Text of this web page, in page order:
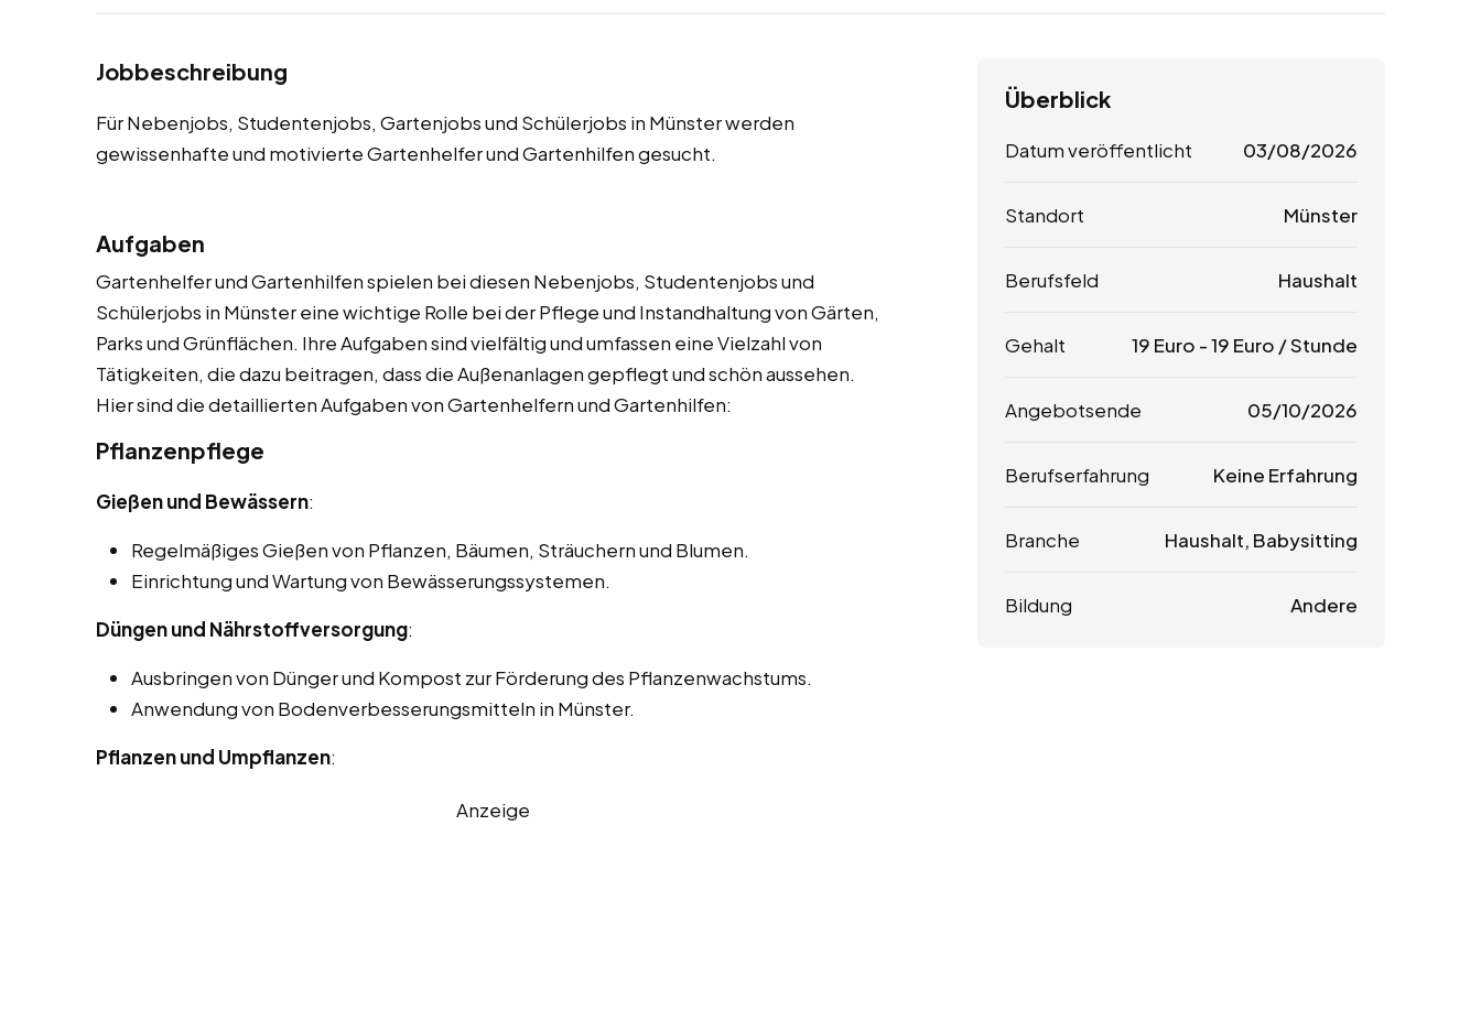
Jobbeschreibung
Für Nebenjobs, Studentenjobs, Gartenjobs und Schülerjobs in Münster werden
gewissenhafte und motivierte Gartenhelfer und Gartenhilfen gesucht.
Aufgaben
Gartenhelfer und Gartenhilfen spielen bei diesen Nebenjobs, Studentenjobs und
Schülerjobs in Münster eine wichtige Rolle bei der Pflege und Instandhaltung von Gärten,
Parks und Grünflächen. Ihre Aufgaben sind vielfältig und umfassen eine Vielzahl von
Tätigkeiten, die dazu beitragen, dass die Außenanlagen gepflegt und schön aussehen.
Hier sind die detaillierten Aufgaben von Gartenhelfern und Gartenhilfen:
Pflanzenpflege
Gießen und Bewässern:
Regelmäßiges Gießen von Pflanzen, Bäumen, Sträuchern und Blumen.
Einrichtung und Wartung von Bewässerungssystemen.
Düngen und Nährstoffversorgung:
Ausbringen von Dünger und Kompost zur Förderung des Pflanzenwachstums.
Anwendung von Bodenverbesserungsmitteln in Münster.
Pflanzen und Umpflanzen:
Anzeige
Überblick
Datum veröffentlicht 03/08/2026
Standort Münster
Berufsfeld Haushalt
Gehalt 19 Euro -19 Euro / Stunde
Angebotsende 05/10/2026
Berufserfahrung Keine Erfahrung
Branche Haushalt, Babysitting
Bildung Andere